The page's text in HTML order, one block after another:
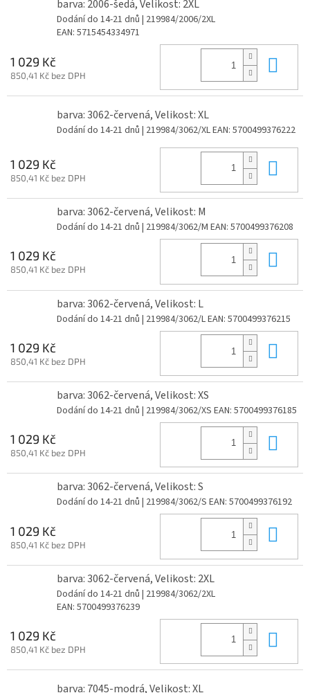
barva: 2006-šedá, Velikost: 2XL
Dodání do 14-21 dnů | 219984/2006/2XL
EAN: 5715454334971
1 029 Kč
850,41 Kč bez DPH
barva: 3062-červená, Velikost: XL
Dodání do 14-21 dnů | 219984/3062/XLEAN: 5700499376222
1 029 Kč
850,41 Kč bez DPH
barva: 3062-červená, Velikost: M
Dodání do 14-21 dnů | 219984/3062/M EAN: 5700499376208
1 029 Kč
850,41 Kč bez DPH
barva: 3062-červená, Velikost: L
Dodání do 14-21 dnů | 219984/3062/LEAN: 5700499376215
1 029 Kč
850,41 Kč bez DPH
barva: 3062-červená, Velikost: XS
Dodání do 14-21 dnů | 219984/3062/XS EAN: 5700499376185
1 029 Kč
850,41 Kč bez DPH
barva: 3062-červená, Velikost: S
Dodání do 14-21 dnů | 219984/3062/S EAN: 5700499376192
1 029 Kč
850,41 Kč bez DPH
barva: 3062-červená, Velikost: 2XL
Dodání do 14-21 dnů | 219984/3062/2XL
EAN: 5700499376239
1 029 Kč
850,41 Kč bez DPH
barva: 7045-modrá, Velikost: XL